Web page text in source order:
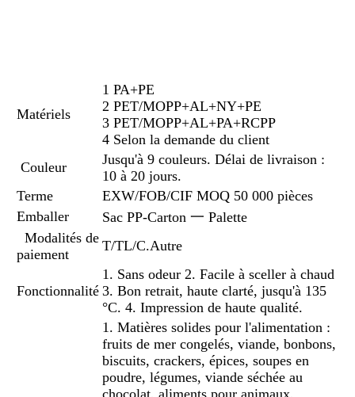
Matériels
1 PA+PE
2 PET/MOPP+AL+NY+PE
3 PET/MOPP+AL+PA+RCPP
4 Selon la demande du client
Couleur
Jusqu'à 9 couleurs. Délai de livraison :
10 à 20 jours.
Terme
EXW/FOB/CIF MOQ 50 000 pièces
Emballer
Sac PP-Carton 一 Palette
Modalités de
paiement
T/TL/C.Autre
Fonctionnalité
1. Sans odeur 2. Facile à sceller à chaud
3. Bon retrait, haute clarté, jusqu'à 135
°C. 4. Impression de haute qualité.
1. Matières solides pour l'alimentation :
fruits de mer congelés, viande, bonbons,
biscuits, crackers, épices, soupes en
poudre, légumes, viande séchée au
chocolat, aliments pour animaux,